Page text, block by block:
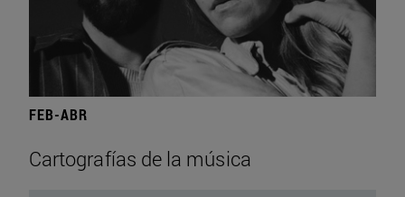
FEB-ABR
Cartografías de la música